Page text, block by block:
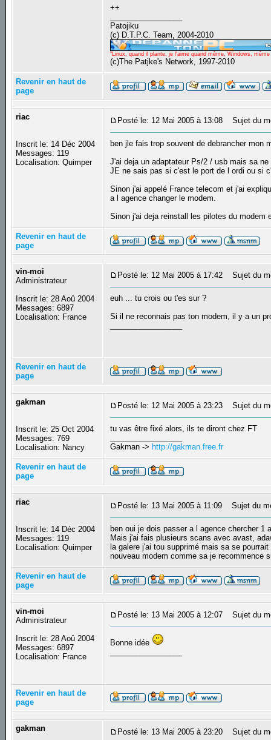
++
Patojiku
(c) D.T.P.C. Team, 2004-2010
"Linux, quand il plante, je l'aime quand même, Windows,
(c)The Patjke's Network, 1997-2010
Revenir en haut de
page
riac
Inscrit le: 14 Déc 2004
Messages: 119
Localisation: Quimper
Posté le: 12 Mai 2005 à 13:08 Sujet du
ben jle fais trop souvent de debrancher mon
J'ai deja un adaptateur Ps/2 / usb mais sa
JE ne sais pas si c'est le port de l ordi ou si
Sinon j'ai appelé France telecom et j'ai
a l agence changer le modem.
Sinon j'ai deja reinstall les pilotes du
Revenir en haut de
page
vin-moi
Administrateur
Inscrit le: 28 Aoû 2004
Messages: 6897
Localisation: France
Posté le: 12 Mai 2005 à 17:42 Sujet du
euh ... tu crois ou t'es sur ?
Si il ne reconnais pas ton modem, il y a un
Revenir en haut de
page
gakman
Inscrit le: 25 Oct 2004
Messages: 769
Localisation: Nancy
Posté le: 12 Mai 2005 à 23:23 Sujet du
tu vas être fixé alors, ils te diront chez FT
Gakman -> http://gakman.free.fr
Revenir en haut de
page
riac
Inscrit le: 14 Déc 2004
Messages: 119
Localisation: Quimper
Posté le: 13 Mai 2005 à 11:09 Sujet du
ben oui je dois passer a l agence chercher 1
Mais j'ai fais plusieurs scans avec avast,
la galere j'ai tou supprimé mais sa se
nouveau modem comme sa je recommence
Revenir en haut de
page
vin-moi
Administrateur
Inscrit le: 28 Aoû 2004
Messages: 6897
Localisation: France
Posté le: 13 Mai 2005 à 12:07 Sujet du
Bonne idée
Revenir en haut de
page
gakman Posté le: 13 Mai 2005 à 23:20 Sujet du